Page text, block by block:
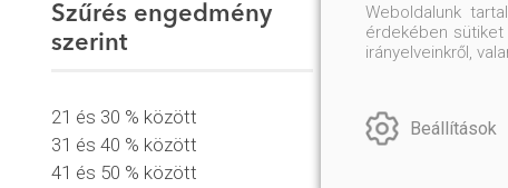
Szűrés engedmény
szerint
21 és 30 % között
31 és 40 % között
41 és 50 % között
Weboldalunk
érdekében sütiket
irányelveinkről,
Beállítások